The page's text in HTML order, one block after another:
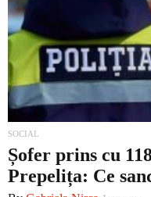
SOCIAL
Șofer prins cu
Prepelița: Ce